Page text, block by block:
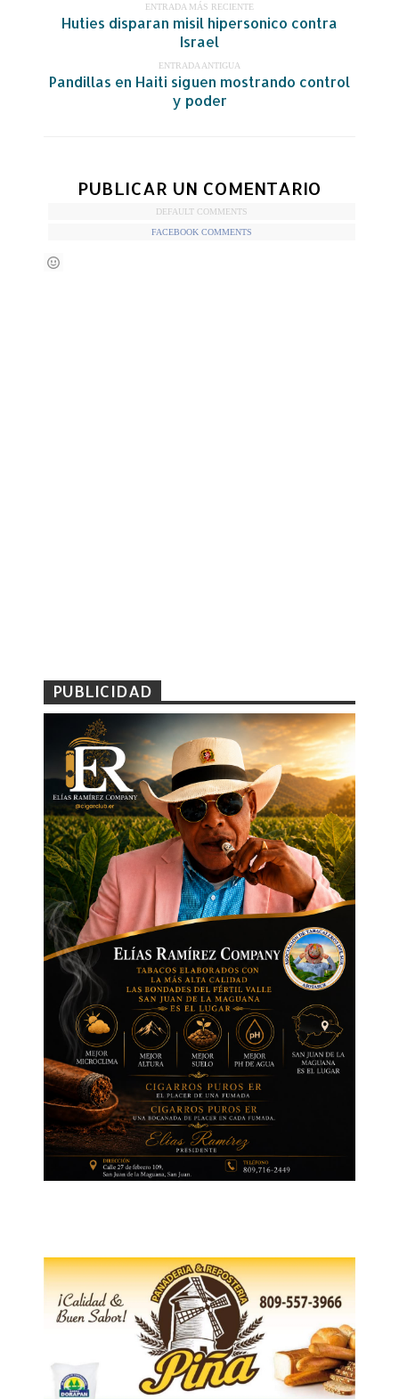
ENTRADA MÁS RECIENTE
Huties disparan misil hipersonico contra
Israel
ENTRADA ANTIGUA
Pandillas en Haiti siguen mostrando control
y poder
PUBLICAR UN COMENTARIO
DEFAULT COMMENTS
FACEBOOK COMMENTS
PUBLICIDAD